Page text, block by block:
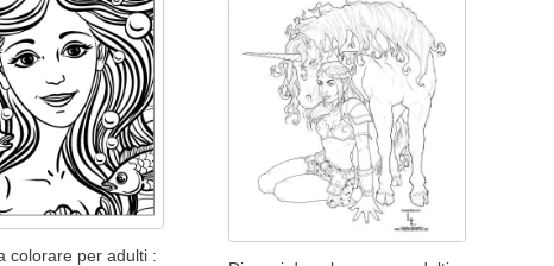
colorare per adulti :